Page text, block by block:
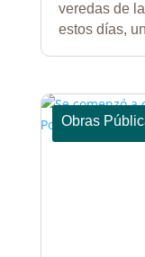
veredas de
estos días,
Obras